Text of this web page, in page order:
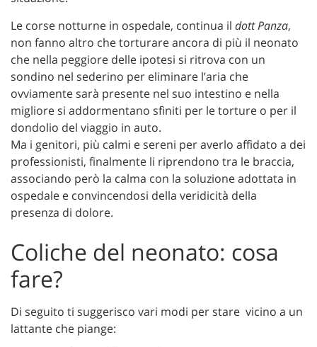
Le corse notturne in ospedale, continua il dott Panza,
non fanno altro che torturare ancora di più il neonato
che nella peggiore delle ipotesi si ritrova con un
sondino nel sederino per eliminare l’aria che
ovviamente sarà presente nel suo intestino e nella
migliore si addormentano sfiniti per le torture o per il
dondolio del viaggio in auto.
Ma i genitori, più calmi e sereni per averlo affidato a dei
professionisti, finalmente li riprendono tra le braccia,
associando però la calma con la soluzione adottata in
ospedale e convincendosi della veridicità della
presenza di dolore.
Coliche del neonato: cosa
fare?
Di seguito ti suggerisco vari modi per stare vicino a un
lattante che piange: